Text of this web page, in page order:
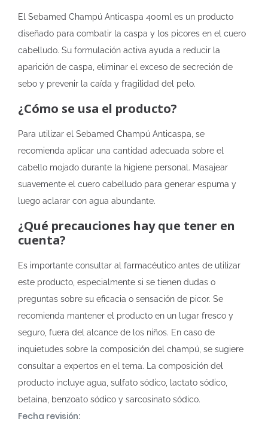
El Sebamed Champú Anticaspa 400ml es un producto
diseñado para combatir la caspa y los picores en el cuero
cabelludo. Su formulación activa ayuda a reducir la
aparición de caspa, eliminar el exceso de secreción de
sebo y prevenir la caída y fragilidad del pelo.
¿Cómo se usa el producto?
Para utilizar el Sebamed Champú Anticaspa, se
recomienda aplicar una cantidad adecuada sobre el
cabello mojado durante la higiene personal. Masajear
suavemente el cuero cabelludo para generar espuma y
luego aclarar con agua abundante.
¿Qué precauciones hay que tener en
cuenta?
Es importante consultar al farmacéutico antes de utilizar
este producto, especialmente si se tienen dudas o
preguntas sobre su eficacia o sensación de picor. Se
recomienda mantener el producto en un lugar fresco y
seguro, fuera del alcance de los niños. En caso de
inquietudes sobre la composición del champú, se sugiere
consultar a expertos en el tema. La composición del
producto incluye agua, sulfato sódico, lactato sódico,
betaina, benzoato sódico y sarcosinato sódico.
Fecha revisión: